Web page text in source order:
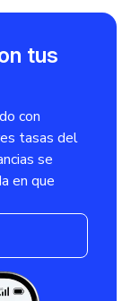
tus
con
tasas del
se
en que